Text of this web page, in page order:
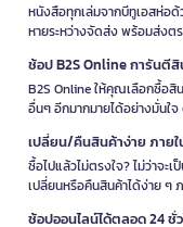
หนังสือทุกเล่มจากบีทูเอสห่อ
หายระหว่างจัดส่ง พร้อมส่ง
ช้อป B2S Online การันตี
B2S Online ให้คุณเลือกซื้อสิ
อื่นๆ อีกมากมายได้อย่างมั่นใ
เปลี่ยน/คืนสินค้าง่าย ภายใ
ซื้อไปแล้วไม่ตรงใจ? ไม่ว่าจ
เปลี่ยนหรือคืนสินค้าได้ง่าย ๆ
ช้อปออนไลน์ได้ตลอด 24 ชั่